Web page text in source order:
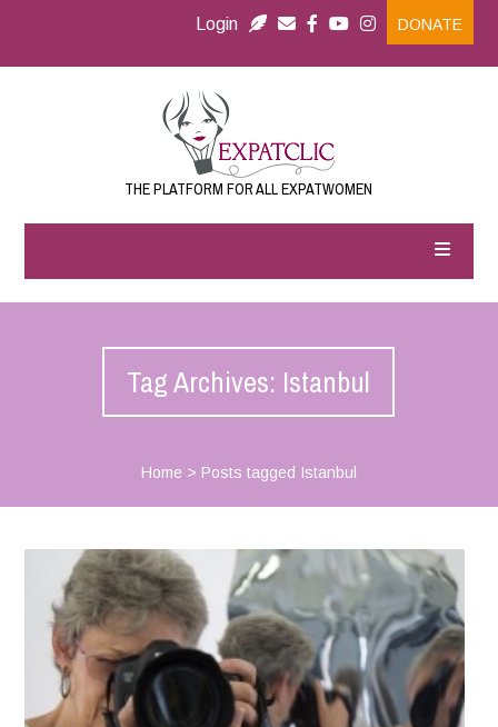
Login DONATE
THE PLATFORM FOR ALL EXPATWOMEN
Tag Archives: Istanbul
Home > Posts tagged Istanbul